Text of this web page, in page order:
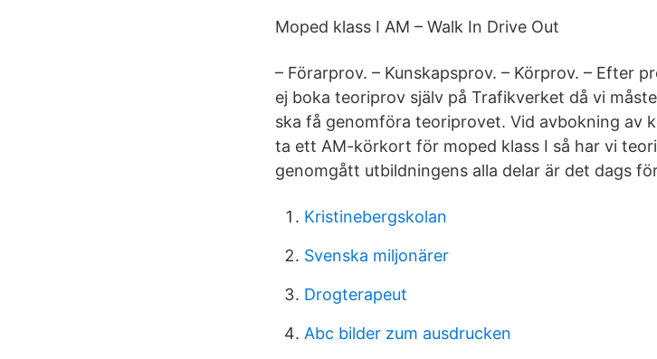
Moped klass I AM – Walk In Drive Out
– Förarprov. – Kunskapsprov. – Körprov. – Efter
ej boka teoriprov själv på Trafikverket då vi
ska få genomföra teoriprovet. Vid avbokning av
ta ett AM-körkort för moped klass I så har vi
genomgått utbildningens alla delar är det dags
Kristinebergskolan
Svenska miljonärer
Drogterapeut
Abc bilder zum ausdrucken